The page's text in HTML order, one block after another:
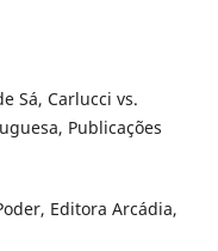
Sá, Carlucci vs.
Publicações
Editora Arcádia,